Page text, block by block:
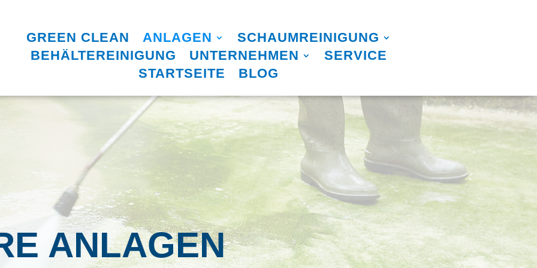
GREEN CLEAN ANLAGEN
SCHAUMREINIGUNG
BEHÄLTEREINIGUNG
UNTERNEHMEN
SERVICE
STARTSEITE
BLOG
ANLAGEN